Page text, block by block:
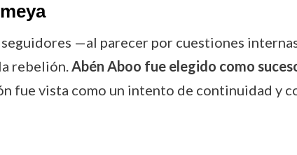
seguidores —al parecer por cuestiones
rebelión.Abén Aboo fue elegido como
fue vista como un intento de continuidad y